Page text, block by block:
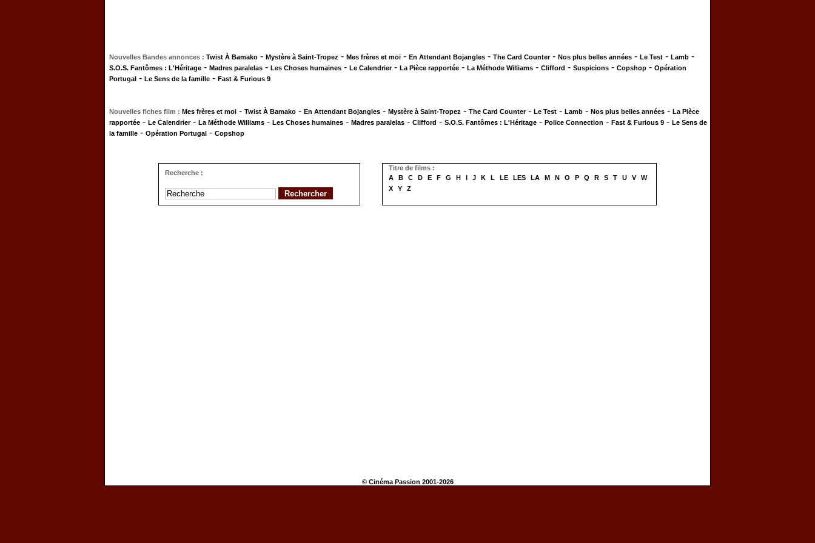
Nouvelles Bandes annonces : Twist À Bamako - Mystère à Saint-Tropez - Mes frères et moi - En Attendant Bojangles - The Card Counter- Nos plus belles années - Le Test - Lamb -
S.O.S. Fantômes : L'Héritage - Madres paralelas - Les Choses humaines - Le Calendrier- La Pièce rapportée - La Méthode Williams - Clifford - Suspicions - Copshop - Opération
Portugal - Le Sens de la famille - Fast & Furious 9
Nouvelles fiches film : Mes frères et moi - Twist À Bamako - En Attendant Bojangles - Mystère à Saint-Tropez - The Card Counter- Le Test - Lamb - Nos plus belles années - La Pièce
rapportée - Le Calendrier- La Méthode Williams - Les Choses humaines - Madres paralelas - Clifford - S.O.S. Fantômes : L'Héritage - Police Connection - Fast & Furious 9 - Le Sens de
la famille - Opération Portugal - Copshop
Recherche :
Titre de films :
A
B C D E F G H I J K L LE LES LA M N O P Q R S T U V
W
X
Y Z
© Cinéma Passion 2001-2026